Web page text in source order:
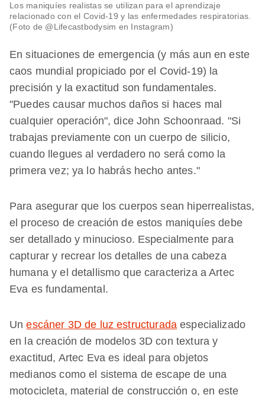
Los maniquíes realistas se utilizan para el aprendizaje
relacionado con el Covid-19 y las enfermedades respiratorias.
(Foto de @Lifecastbodysim en Instagram)
En situaciones de emergencia (y más aun en este
caos mundial propiciado por el Covid-19) la
precisión y la exactitud son fundamentales.
"Puedes causar muchos daños si haces mal
cualquier operación", dice John Schoonraad. "Si
trabajas previamente con un cuerpo de silicio,
cuando llegues al verdadero no será como la
primera vez; ya lo habrás hecho antes."
Para asegurar que los cuerpos sean hiperrealistas,
el proceso de creación de estos maniquíes debe
ser detallado y minucioso. Especialmente para
capturar y recrear los detalles de una cabeza
humana y el detallismo que caracteriza a Artec
Eva es fundamental.
Unescáner 3D de luz estructuradaespecializado
en la creación de modelos 3D con textura y
exactitud, Artec Eva es ideal para objetos
medianos como el sistema de escape de una
motocicleta, material de construcción o, en este